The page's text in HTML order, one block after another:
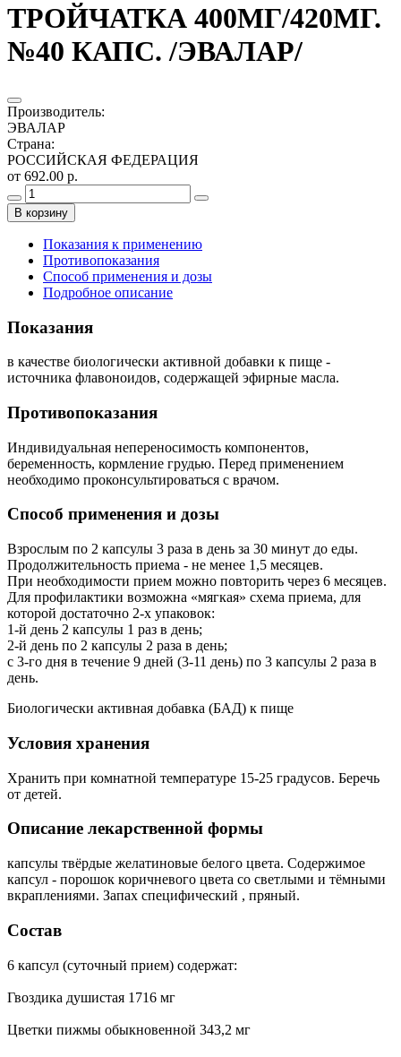
ТРОЙЧАТКА 400МГ/420МГ.
№40 КАПС. /ЭВАЛАР/
Производитель:
ЭВАЛАР
Страна:
РОССИЙСКАЯ ФЕДЕРАЦИЯ
от 692.00 р.
В корзину
Показания к применению
Противопоказания
Способ применения и дозы
Подробное описание
Показания
в качестве биологически активной добавки к пище -
источника флавоноидов, содержащей эфирные масла.
Противопоказания
Индивидуальная непереносимость компонентов,
беременность, кормление грудью. Перед применением
необходимо проконсультироваться с врачом.
Способ применения и дозы
Взрослым по 2 капсулы 3 раза в день за 30 минут до еды.
Продолжительность приема - не менее 1,5 месяцев.
При необходимости прием можно повторить через 6 месяцев.
Для профилактики возможна «мягкая» схема приема, для
которой достаточно 2-х упаковок:
1-й день 2 капсулы 1 раз в день;
2-й день по 2 капсулы 2 раза в день;
c 3-го дня в течение 9 дней (3-11 день) по 3 капсулы 2 раза в
день.
Биологически активная добавка (БАД) к пище
Условия хранения
Хранить при комнатной температуре 15-25 градусов. Беречь
от детей.
Описание лекарственной формы
капсулы твёрдые желатиновые белого цвета. Содержимое
капсул - порошок коричневого цвета со светлыми и тёмными
вкраплениями. Запах специфический , пряный.
Состав
6 капсул (суточный прием) содержат:
Гвоздика душистая 1716 мг
Цветки пижмы обыкновенной 343,2 мг